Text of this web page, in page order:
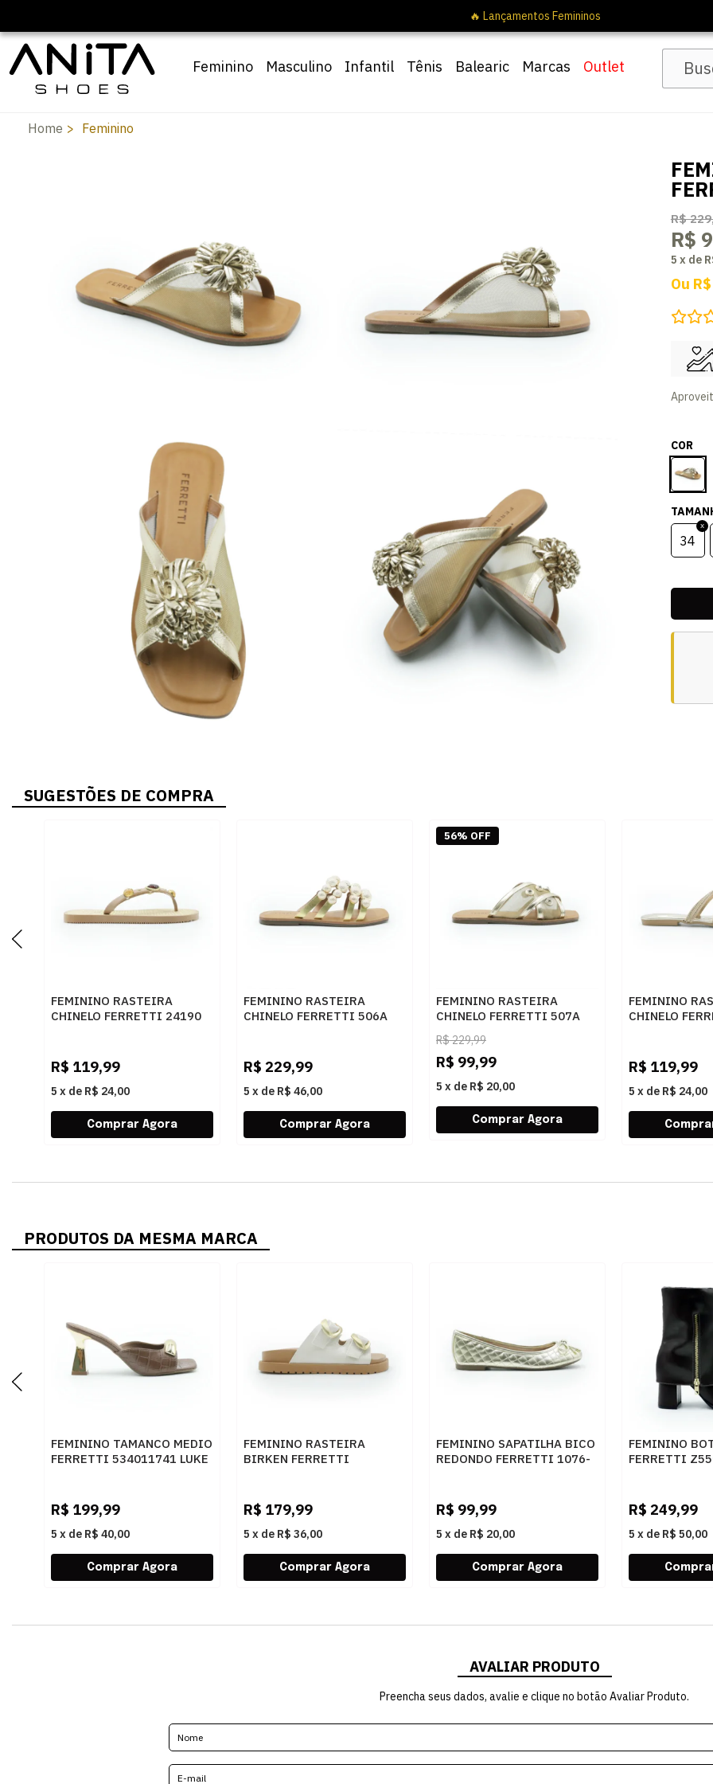
Feminino Masculino Infantil Tênis Balearic Marcas Outlet
Home Feminino
R$
R$
5 x de
Ou
COR
34
SUGESTÕES DE COMPRA
FEMININO RASTEIRA
CHINELO FERRETTI 24190
R$ 119,99
5 x de R$ 24,00
FEMININO RASTEIRA
CHINELO FERRETTI 506A
R$ 229,99
5 x de R$ 46,00
FEMININO RASTEIRA
CHINELO FERRETTI 507A
OURO
R$229,99
R$ 99,99
5 x de R$ 20,00
56% OFF
FEMININO
CHINELO
R$ 119,99
5 x de R$ 24,00
PRODUTOS DA MESMA MARCA
FEMININO TAMANCO MEDIO
FERRETTI 534011741 LUKE
R$ 199,99
5 x de R$ 40,00
FEMININO RASTEIRA
BIRKEN FERRETTI
R$ 179,99
5 x de R$ 36,00
FEMININO SAPATILHA BICO
REDONDO FERRETTI 1076-
R$ 99,99
5 x de R$ 20,00
FEMININO
FERRETTI
R$ 249,99
5 x de R$ 50,00
AVALIAR PRODUTO
Preencha seus dados, avalie e clique no botão Avaliar Produto.